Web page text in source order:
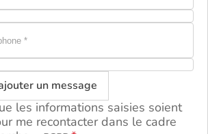
un message
les informations saisies soient
me recontacter dans le cadre
ou